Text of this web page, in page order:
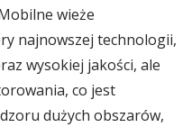
wieże
najnowszej technologii,
wysokiej jakości, ale
co jest
dużych obszarów,